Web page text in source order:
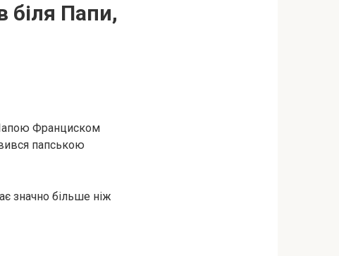
біля Папи,
Папою Франциском
папською
значно більше ніж